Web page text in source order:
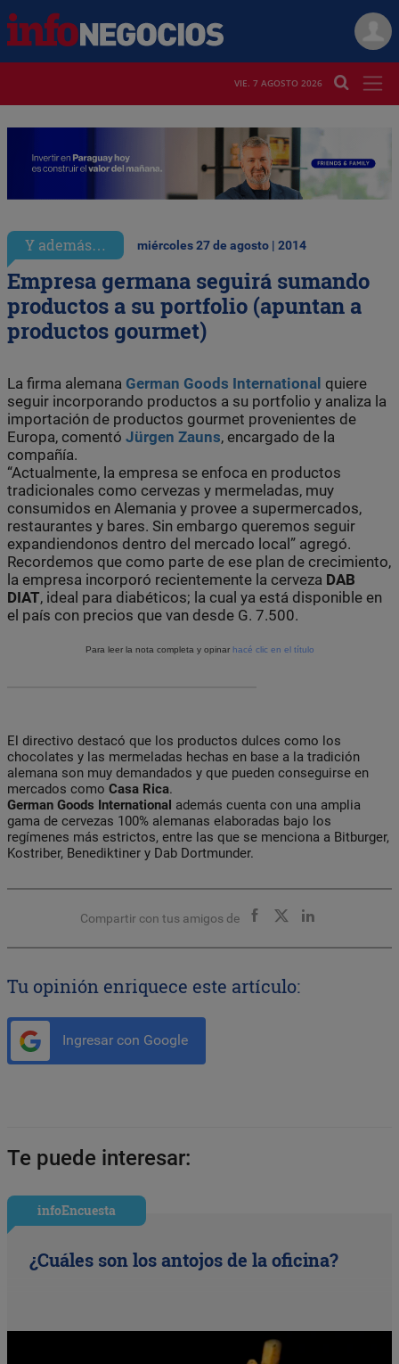
VIE. 7 AGOSTO 2026
Y además… miércoles 27 de agosto | 2014
Empresa germana seguirá sumando
productos a su portfolio (apuntan a
productos gourmet)
La firma alemana German Goods International quiere
seguir incorporando productos a su portfolio y analiza la
importación de productos gourmet provenientes de
Europa, comentó Jürgen Zauns, encargado de la
compañía.
“Actualmente, la empresa se enfoca en productos
tradicionales como cervezas y mermeladas, muy
consumidos en Alemania y provee a supermercados,
restaurantes y bares. Sin embargo queremos seguir
expandiendonos dentro del mercado local” agregó.
Recordemos que como parte de ese plan de crecimiento,
la empresa incorporó recientemente la cerveza DAB
DIAT, ideal para diabéticos; la cual ya está disponible en
el país con precios que van desde G. 7.500.
Para leer la nota completa y opinar hacé clic en el título
El directivo destacó que los productos dulces como los
chocolates y las mermeladas hechas en base a la tradición
alemana son muy demandados y que pueden conseguirse en
mercados como Casa Rica.
German Goods International además cuenta con una amplia
gama de cervezas 100% alemanas elaboradas bajo los
regímenes más estrictos, entre las que se menciona a Bitburger,
Kostriber, Benediktiner y Dab Dortmunder.
Compartir con tus amigos de
Tu opinión enriquece este artículo:
Ingresar con Google
Te puede interesar:
infoEncuesta
¿Cuáles son los antojos de la oficina?